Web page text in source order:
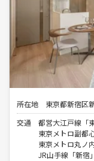
所在地
東京都新宿区
交通
都営大江戸線「
東京メトロ副都
東京メトロ丸ノ
JR山手線「新宿